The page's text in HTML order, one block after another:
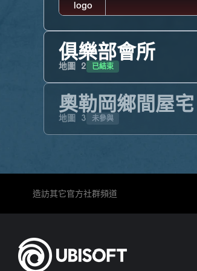
俱樂部會所
地圖 2 已結束
奧勒岡鄉間屋宅
地圖 3 未參與
造訪其它官方社群頻道